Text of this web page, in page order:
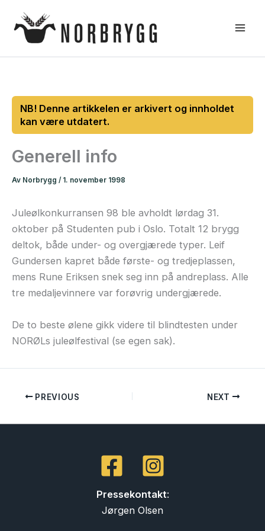
rett
Generell info
Av Norbrygg / 1. november 1998
Juleølkonkurransen 98 ble avholdt lørdag 31.
oktober på Studenten pub i Oslo. Totalt 12 brygg
deltok, både under- og overgjærede typer. Leif
Gundersen kapret både første- og tredjeplassen,
mens Rune Eriksen snek seg inn på andreplass. Alle
tre medaljevinnere var forøvrig undergjærede.
De to beste ølene gikk videre til blindtesten under
NORØLs juleølfestival (se egen sak).
PREVIOUS NEXT
Pressekontakt:
Jørgen Olsen